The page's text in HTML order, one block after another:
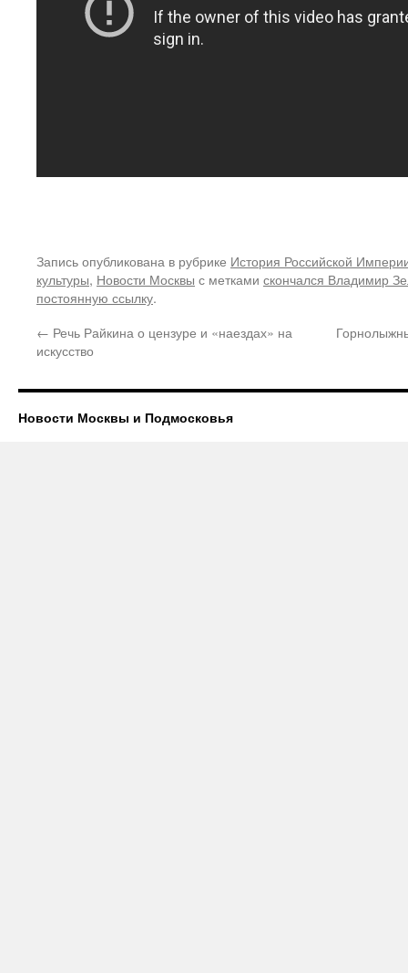
Запись опубликована в рубрике История Российской
культуры, Новости Москвы с метками скончался Владимир
постоянную ссылку.
← Речь Райкина о цензуре и «наездах» на
искусство
Новости Москвы и Подмосковья